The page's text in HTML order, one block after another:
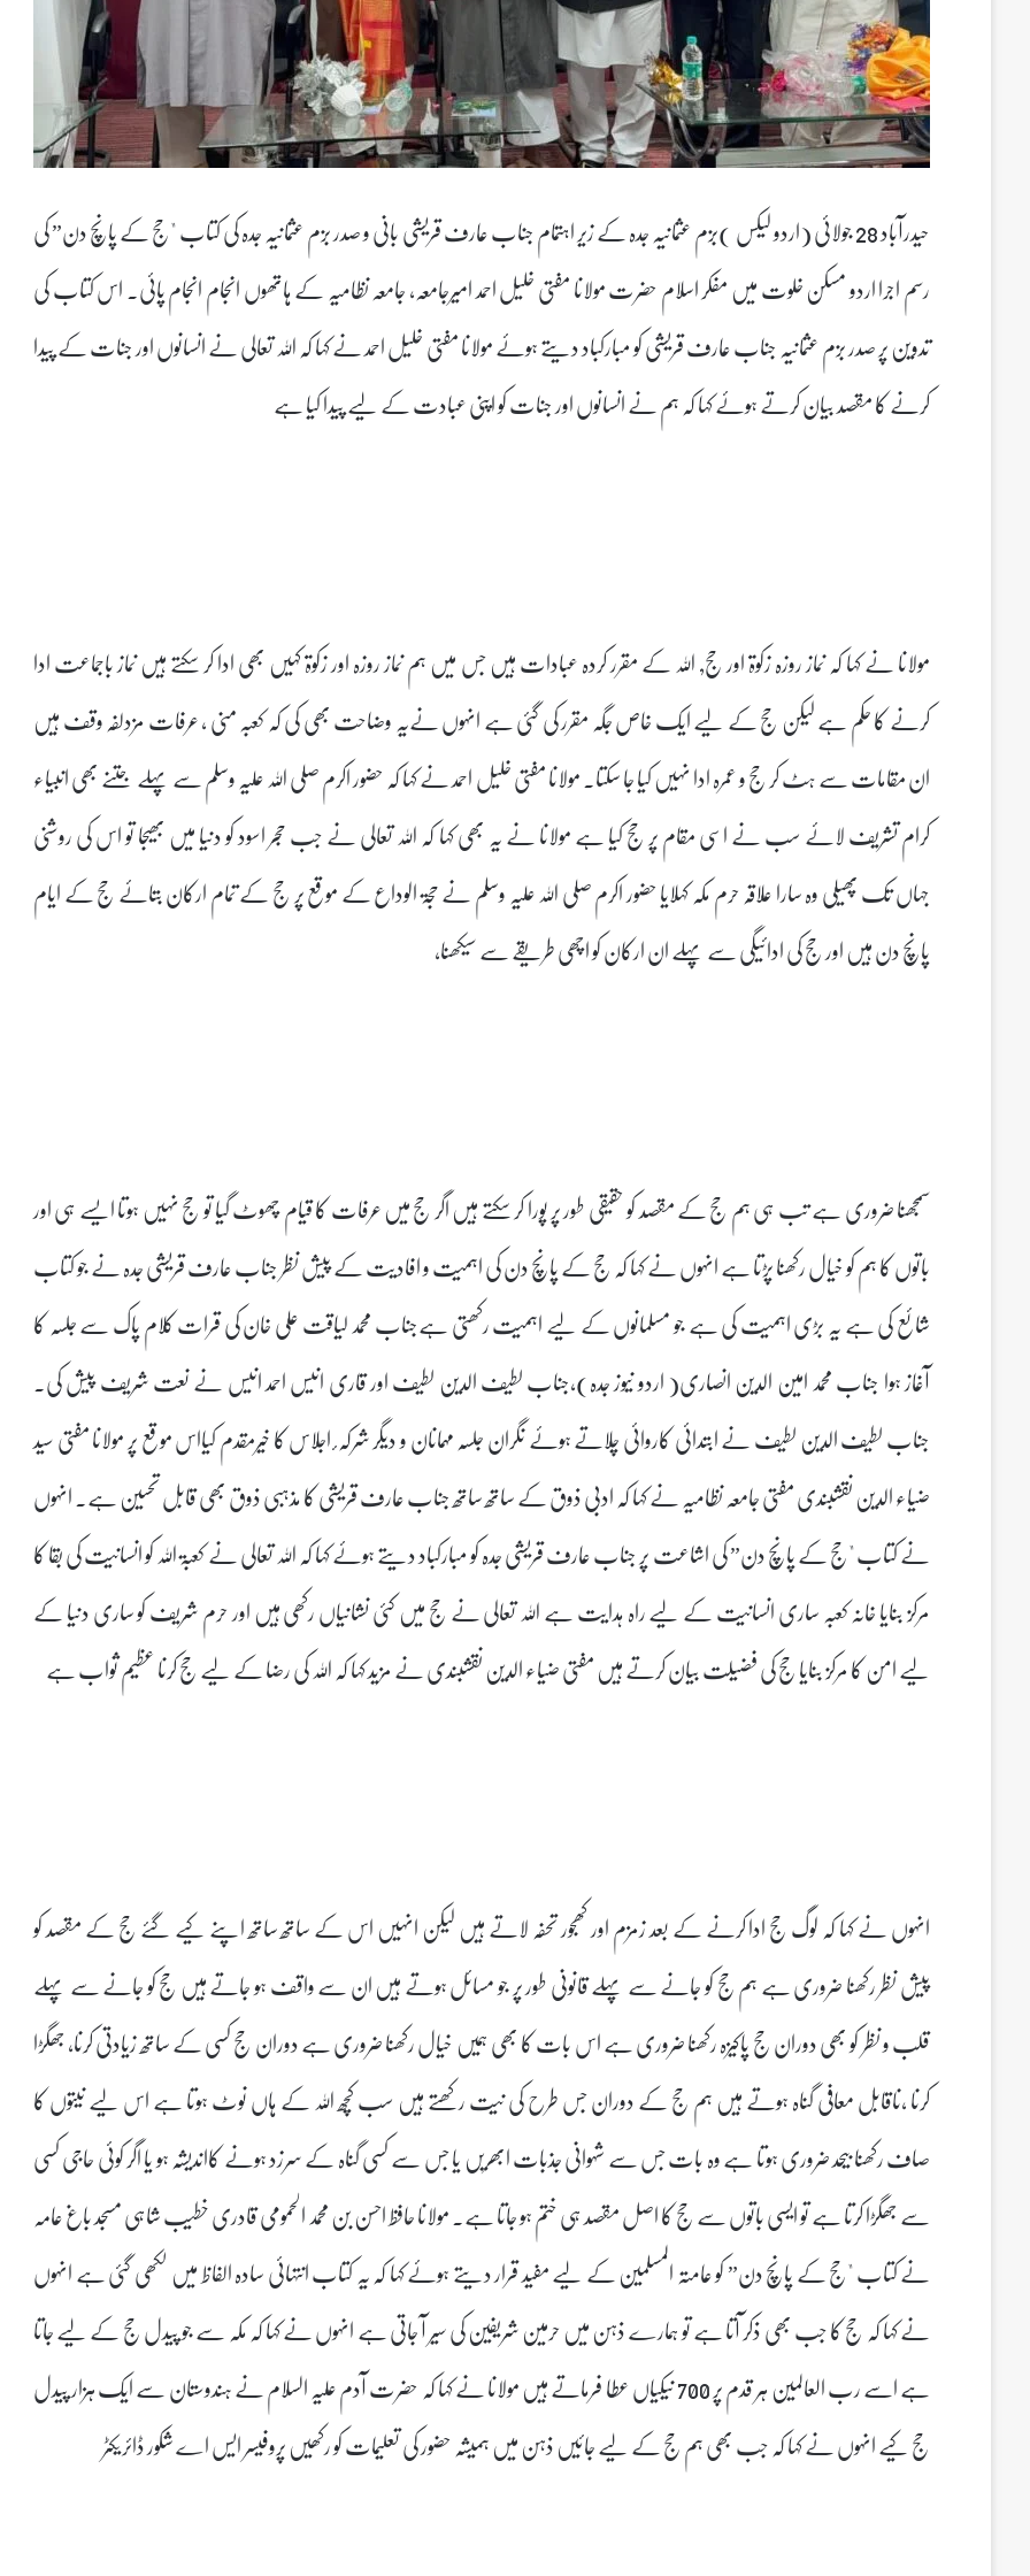
حیدرآباد 28 جولائی (اردو لیکس )بزم عثمانیہ جدہ کے زیر اہتمام جناب عارف قریشی بانی و صدر بزم عثمانیہ جدہ کی کتاب "حج کے پانچ دن” کی
رسم اجرا اردو مسکن خلوت میں مفکر اسلام حضرت مولانا مفتی خلیل احمد امیرجامعہ، جامعہ نظامیہ کے ہاتھوں انجام انجام پائی۔ اس کتاب کی
تدوین پر صدر بزم عثمانیہ جناب عارف قریشی کو مبارکباد دیتے ہوئے مولانا مفتی خلیل احمد نے کہا کہ اللہ تعالی نے انسانوں اور جنات کے پیدا
کرنے کا مقصد بیان کرتے ہوئے کہا کہ ہم نے انسانوں اور جنات کو اپنی عبادت کے لیے پیدا کیا ہے
مولانا نے کہا کہ نماز روزہ زکوۃ اور حج٬ اللہ کے مقرر کردہ عبادات ہیں جس میں ہم نماز روزہ اور زکوۃ کہیں بھی ادا کر سکتے ہیں نماز باجماعت ادا
کرنے کا حکم ہے لیکن حج کے لیے ایک خاص جگہ مقرر کی گئی ہے انہوں نےیہ وضاحت بھی کی کہ کعبہ منی ، عرفات مزدلفہ وقف ہیں
ان مقامات سے ہٹ کر حج و عمرہ ادا نہیں کیا جا سکتا۔ مولانا مفتی خلیل احمد نے کہا کہ حضور اکرم صلی اللہ علیہ وسلم سے پہلے جتنے بھی انبیاء
کرام تشریف لائے سب نے اسی مقام پر حج کیا ہے مولانا نے یہ بھی کہا کہ اللہ تعالی نے جب حجر اسود کو دنیا میں بھیجا تو اس کی روشنی
جہاں تک پھیلی وہ سارا علاقہ حرم مکہ کہلایا حضور اکرم صلی اللہ علیہ وسلم نے حجۃ الوداع کے موقع پر حج کے تمام ارکان بتائے حج کے ایام
پانچ دن ہیں اور حج کی ادائیگی سے پہلے ان ارکان کو اچھی طریقے سے سیکھنا،
سمجھنا ضروری ہے تب ہی ہم حج کے مقصد کو حقیقی طور پر پورا کر سکتے ہیں اگر حج میں عرفات کا قیام چھوٹ گیا تو حج نہیں ہوتا ایسے ہی اور
باتوں کا ہم کو خیال رکھنا پڑتا ہے انہوں نے کہا کہ حج کے پانچ دن کی اہمیت و افادیت کے پیش نظر جناب عارف قریشی جدہ نے جو کتاب
شائع کی ہے یہ بڑی اہمیت کی ہے جو مسلمانوں کے لیے اہمیت رکھتی ہےجناب محمد لیاقت علی خان کی قرات کلام پاک سے جلسہ کا
آغاز ہوا جناب محمد امین الدین انصاری( اردو نیوز جدہ)،جناب لطیف الدین لطیف اور قاری انیس احمد انیس نے نعت شریف پیش کی۔
جناب لطیف الدین لطیف نے ابتدائی کاروائی چلاتے ہوئے نگران جلسہ مہمانان و دیگر شرکہ ٔ اجلاس کا خیرمقدم کیااس موقع پر مولانا مفتی سید
ضیاء الدین نقشبندی مفتی جامعہ نظامیہ نے کہا کہ ادبی ذوق کے ساتھ ساتھ جناب عارف قریشی کا مذہبی ذوق بھی قابل تحسین ہے۔ انہوں
نے کتاب "حج کے پانچ دن” کی اشاعت پر جناب عارف قریشی جدہ کو مبارکباد دیتے ہوئے کہا کہ اللہ تعالی نے کعبۃ اللہ کو انسانیت کی بقا کا
مرکز بنایا خانہ کعبہ ساری انسانیت کے لیے راہ ہدایت ہے اللہ تعالی نے حج میں کئی نشانیاں رکھی ہیں اور حرم شریف کو ساری دنیا کے
لیے امن کا مرکز بنایا حج کی فضیلت بیان کرتے ہیں مفتی ضیاء الدین نقشبندی نے مزید کہا کہ اللہ کی رضا کے لیے حج کرنا عظیم ثواب ہے
انہوں نے کہا کہ لوگ حج ادا کرنے کے بعد زمزم اور کھجور تحفہ لاتے ہیں لیکن انہیں اس کے ساتھ ساتھ اپنے کیے گئے حج کے مقصد کو
پیش نظر رکھنا ضروری ہے ہم حج کو جانے سے پہلے قانونی طور پر جو مسائل ہوتے ہیں ان سے واقف ہو جاتے ہیں حج کو جانے سے پہلے
قلب و نظر کو بھی دوران حج پاکیزہ رکھنا ضروری ہے اس بات کا بھی ہمیں خیال رکھنا ضروری ہے دوران حج کسی کے ساتھ زیادتی کرنا، جھگڑا
کرنا ،ناقابل معافی گناہ ہوتے ہیں ہم حج کے دوران جس طرح کی نیت رکھتے ہیں سب کچھ اللہ کے ہاں نوٹ ہوتا ہے اس لیے نیتوں کا
صاف رکھنا بیحد ضروری ہوتا ہے وہ بات جس سے شہوانی جذبات ابھریں یا جس سے کسی گناہ کے سرزد ہونے کااندیشہ ہو یا اگر کوئی حاجی کسی
سے جھگڑا کرتا ہے تو ایسی باتوں سے حج کا اصل مقصد ہی ختم ہو جاتا ہے۔ مولانا حافظ احسن بن محمد الحمومی قادری خطیب شاہی مسجد باغ عامہ
نے کتاب "حج کے پانچ دن” کو عامتہ المسلمین کے لیے مفید قرار دیتے ہوئے کہا کہ یہ کتاب انتہائی سادہ الفاظ میں لکھی گئی ہے انہوں
نے کہا کہ حج کا جب بھی ذکر آتا ہے تو ہمارے ذہن میں حرمین شریفین کی سیر آ جاتی ہے انہوں نے کہا کہ مکہ سے جو پیدل حج کے لیے جاتا
ہے اسے رب العالمین ہر قدم پر 700 نیکیاں عطا فرماتے ہیں مولانا نے کہا کہ حضرت آدم علیہ السلام نے ہندوستان سے ایک ہزار پیدل
حج کیے انہوں نے کہا کہ جب بھی ہم حج کے لیے جائیں ذہن میں ہمیشہ حضور کی تعلیمات کو رکھیں پروفیسر ایس اے شکور ڈائریکٹر